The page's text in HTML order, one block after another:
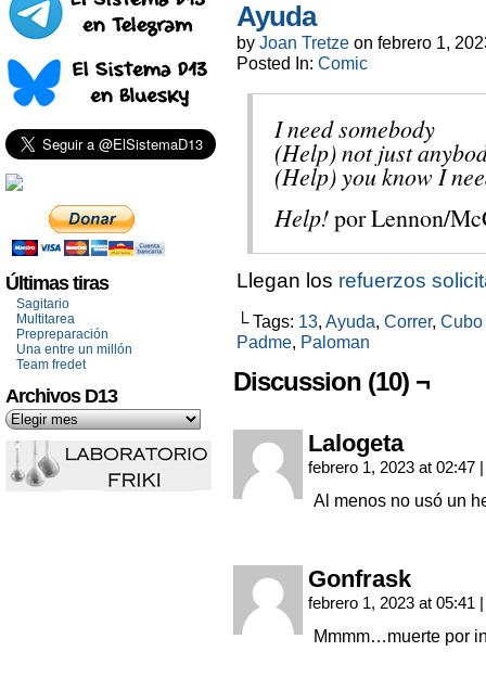
Últimas tiras
Sagitario
Multitarea
Prepreparación
Una entre un millón
Team fredet
Archivos D13
Ayuda
by Joan Tretze on febrero 1,
Posted In: Comic
I need somebody
(Help) not just
(Help) you know I
Help!por Lennon/
Llegan los refuerzos
└ Tags: 13, Ayuda, Correr,
Padme, Paloman
Discussion (10) ¬
Lalogeta
febrero 1, 2023 at 02:47 |
Al menos no usó un
Gonfrask
febrero 1, 2023 at 05:41 |
Mmmm…muerte por